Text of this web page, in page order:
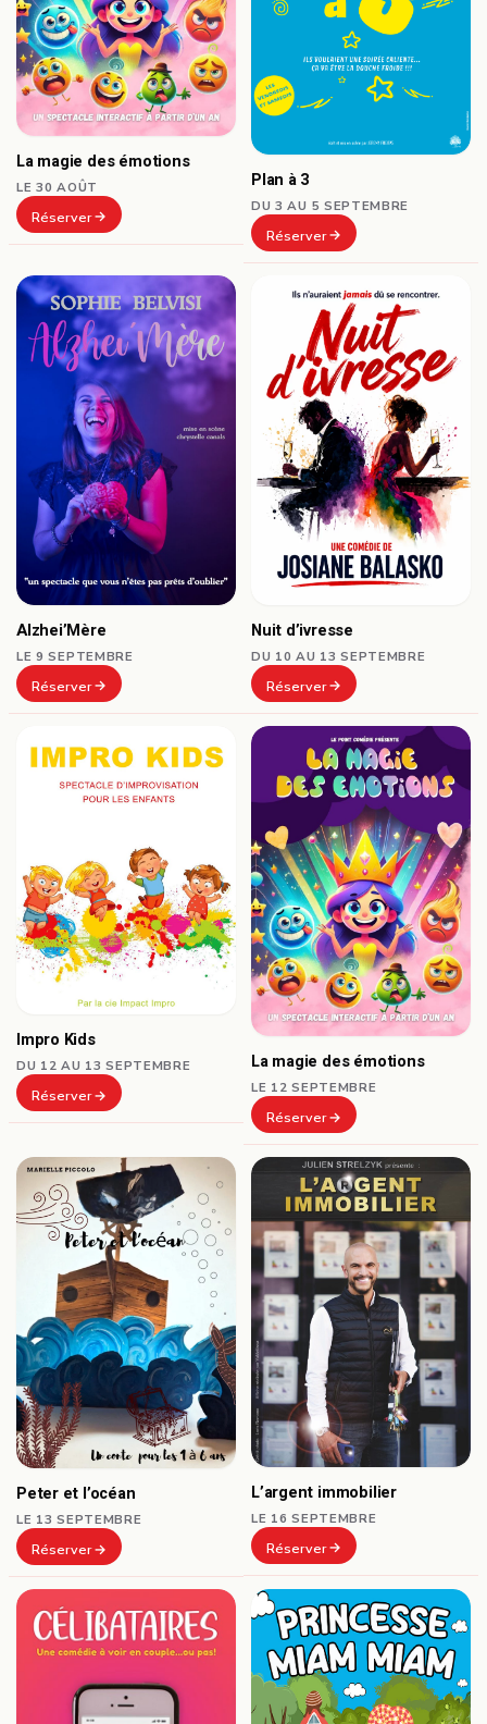
La magie des émotions
LE 30 AOÛT
Réserver
Plan à 3
DU 3 AU 5 SEPTEMBRE
Réserver
Alzhei’Mère
LE 9 SEPTEMBRE
Réserver
Nuit d’ivresse
DU 10 AU 13 SEPTEMBRE
Réserver
Impro Kids
DU 12 AU 13 SEPTEMBRE
Réserver
La magie des émotions
LE 12 SEPTEMBRE
Réserver
Peter et l’océan
LE 13 SEPTEMBRE
Réserver
L’argent immobilier
LE 16 SEPTEMBRE
Réserver